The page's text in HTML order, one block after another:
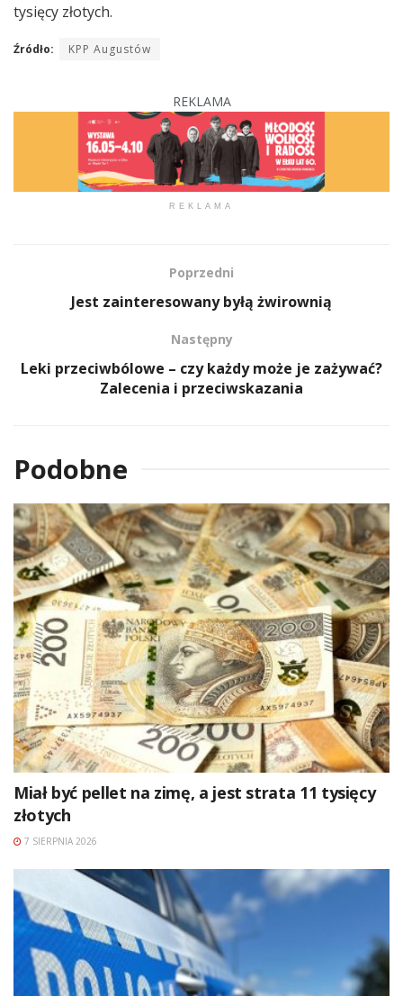
tysięcy złotych.
Źródło: KPP Augustów
REKLAMA
REKLAMA
Poprzedni
Jest zainteresowany byłą żwirownią
Następny
Leki przeciwbólowe – czy każdy może je zażywać?
Zalecenia i przeciwskazania
Podobne
Miał być pellet na zimę, a jest strata 11 tysięcy
złotych
7 SIERPNIA 2026